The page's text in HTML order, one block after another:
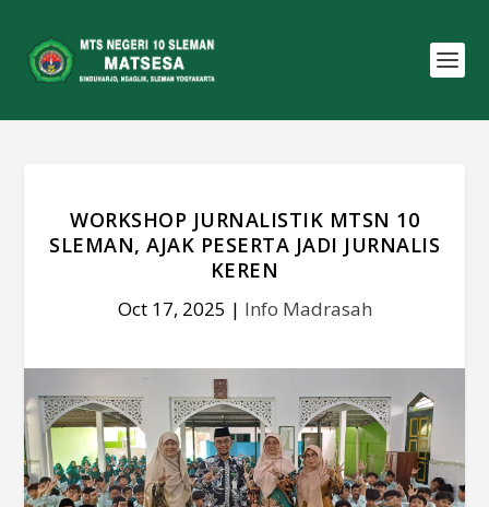
WORKSHOP JURNALISTIK MTSN 10
SLEMAN, AJAK PESERTA JADI JURNALIS
KEREN
Oct 17, 2025 | Info Madrasah